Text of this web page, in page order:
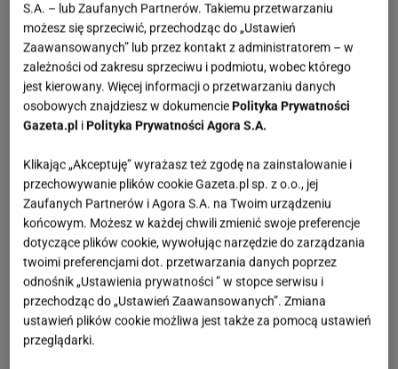
S.A. – lub Zaufanych Partnerów. Takiemu przetwarzaniu
możesz się sprzeciwić, przechodząc do „Ustawień
Zaawansowanych” lub przez kontakt z administratorem – w
zależności od zakresu sprzeciwu i podmiotu, wobec którego
jest kierowany. Więcej informacji o przetwarzaniu danych
osobowych znajdziesz w dokumencie Polityka Prywatności
Gazeta.pl i Polityka Prywatności Agora S.A.
Klikając „Akceptuję” wyrażasz też zgodę na zainstalowanie i
przechowywanie plików cookie Gazeta.pl sp. z o.o., jej
Zaufanych Partnerów i Agora S.A. na Twoim urządzeniu
końcowym. Możesz w każdej chwili zmienić swoje preferencje
dotyczące plików cookie, wywołując narzędzie do zarządzania
twoimi preferencjami dot. przetwarzania danych poprzez
odnośnik „Ustawienia prywatności ” w stopce serwisu i
przechodząc do „Ustawień Zaawansowanych”. Zmiana
ustawień plików cookie możliwa jest także za pomocą ustawień
przeglądarki.